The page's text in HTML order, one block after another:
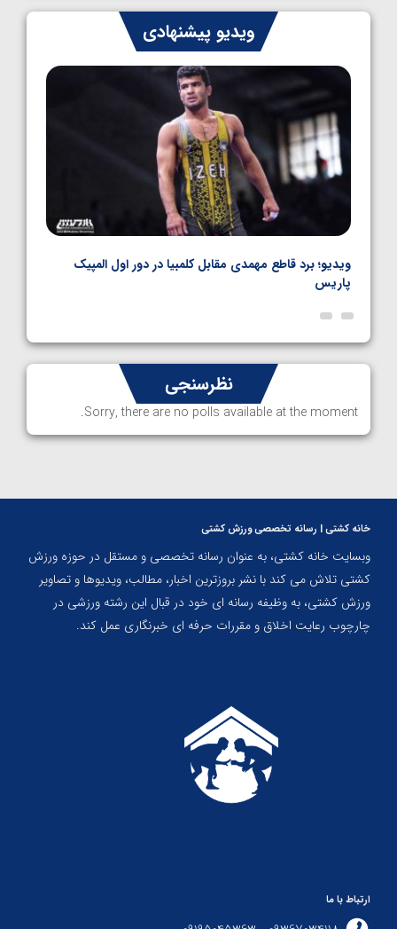
ایران چشم به راه چهار مدال در پنج وزن دوم
کشتی فرنگی نوجوانان جهان
1405/05/06
ویدیو پیشنهادی
ویدیو؛ برد قاطع مهمدی مقابل کلمبیا در دور اول المپیک
پاریس
نظرسنجی
Sorry, there are no polls available at the moment.
خانه کشتی | رسانه تخصصی ورزش کشتی
وبسایت خانه کشتی، به عنوان رسانه تخصصی و مستقل در حوزه ورزش
کشتی تلاش می کند با نشر بروزترین اخبار، مطالب، ویدیوها و تصاویر
ورزش کشتی، به وظیفه رسانه ای خود در قبال این رشته ورزشی در
چارچوب رعایت اخلاق و مقررات حرفه ای خبرنگاری عمل کند.
ارتباط با ما